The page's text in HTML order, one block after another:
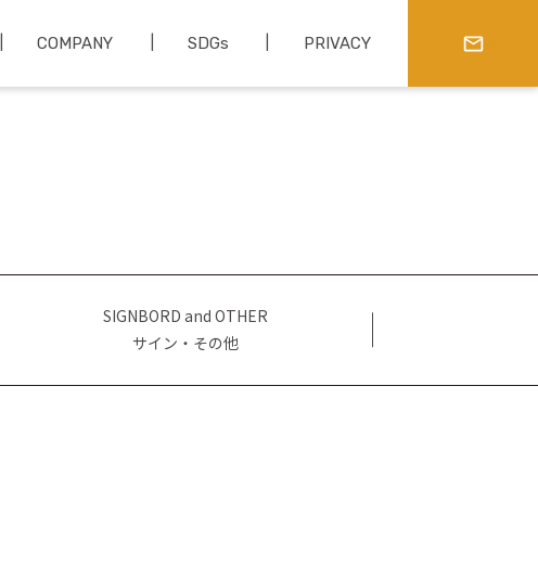
COMPANY SDGs PRIVACY CONTACT
SIGNBORD and OTHER
サイン・その他